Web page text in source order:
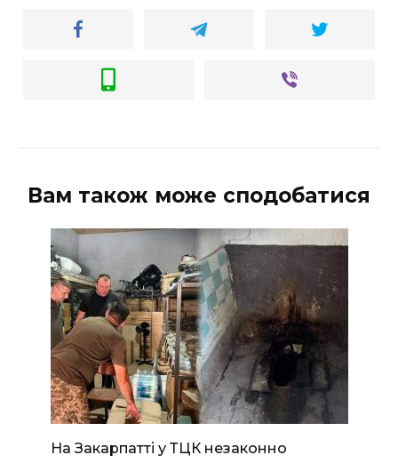
Вам також може сподобатися
На Закарпатті у ТЦК незаконно